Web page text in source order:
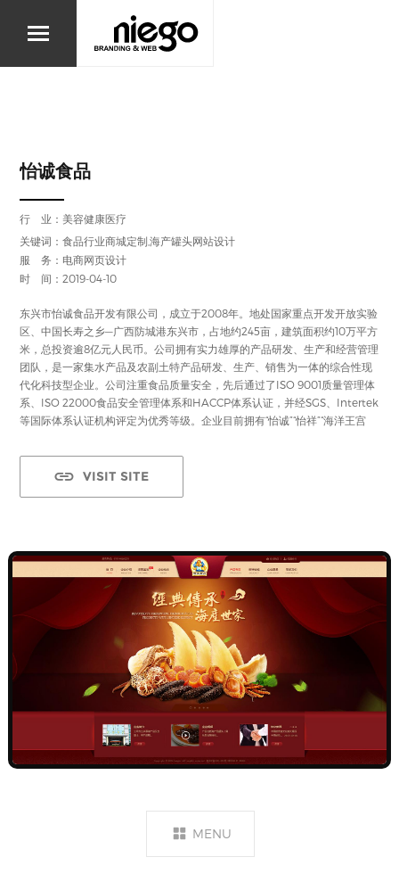
怡诚食品
行 业：美容健康医疗
关键词：食品行业商城定制,海产罐头网站设计
服 务：电商网页设计
时 间：2019-04-10
东兴市怡诚食品开发有限公司，成立于2008年。地处国家重点开发开放实验
区、中国长寿之乡—广西防城港东兴市，占地约245亩，建筑面积约10万平方
米，总投资逾8亿元人民币。公司拥有实力雄厚的产品研发、生产和经营管理
团队，是一家集水产品及农副土特产品研发、生产、销售为一体的综合性现
代化科技型企业。公司注重食品质量安全，先后通过了ISO 9001质量管理体
系、ISO 22000食品安全管理体系和HACCP体系认证，并经SGS、Intertek
等国际体系认证机构评定为优秀等级。企业目前拥有“怡诚”“怡祥”“海洋王宫
VISIT SITE
MENU